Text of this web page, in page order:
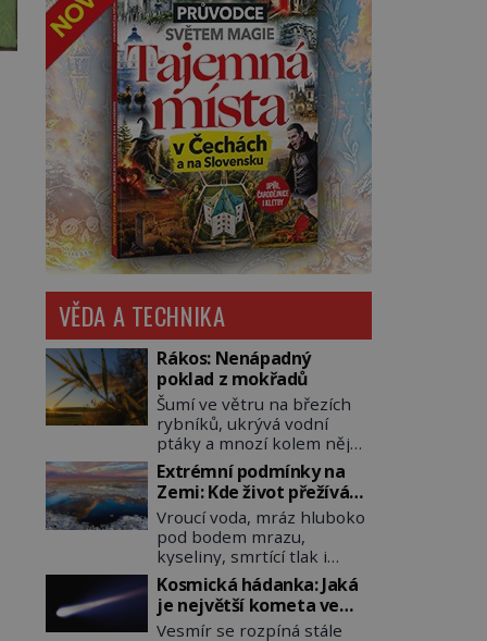
VĚDA A TECHNIKA
Rákos: Nenápadný
poklad z mokřadů
Šumí ve větru na březích
rybníků, ukrývá vodní
ptáky a mnozí kolem něj
procházejí bez povšimnutí.
Přesto právě rákos
pomáhal stavět domy,
vyrábět lodě, zapisovat
první texty a inspiroval
řadu pověstí. Tato
skromná, ale užitečná
rostlina provází člověka už
tisíce let. Většina lidí vnímá
Extrémní podmínky na
Zemi: Kde život přežívá
navzdory všemu
Vroucí voda, mráz hluboko
pod bodem mrazu,
kyseliny, smrtící tlak i
pouště, kde celé roky
nespadne jediná kapka
deště. Na první pohled
místa, kde nemůže
Kosmická hádanka: Jaká
je největší kometa ve
známém vesmíru?
Vesmír se rozpíná stále